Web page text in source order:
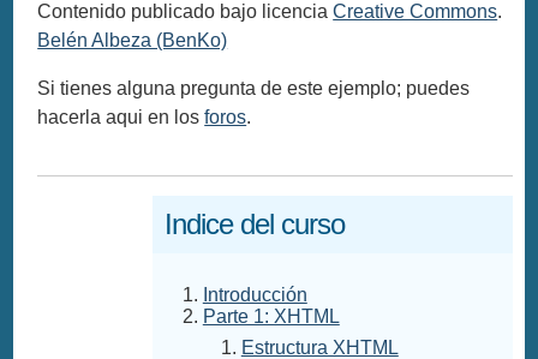
Contenido publicado bajo licenciaCreative Commons.
Belén Albeza (BenKo)
Si tienes alguna pregunta de este ejemplo; puedes
hacerla aqui en losforos.
Indice del curso
Introducción
Parte 1: XHTML
Estructura XHTML